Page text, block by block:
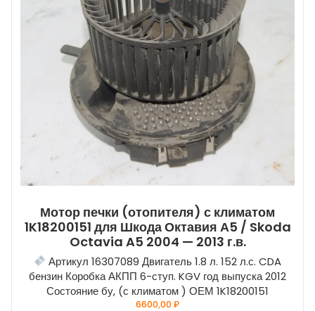
Мотор печки (отопителя) с климатом
1K18200151 для Шкода Октавия А5 / Skoda
Octavia A5 2004 — 2013 г.в.
Артикул 16307089 Двигатель 1.8 л. 152 л.с. CDA
бензин Коробка АКПП 6-ступ. KGV год выпуска 2012
Состояние бу, (с климатом ) ОЕМ 1K18200151
6600,00₽